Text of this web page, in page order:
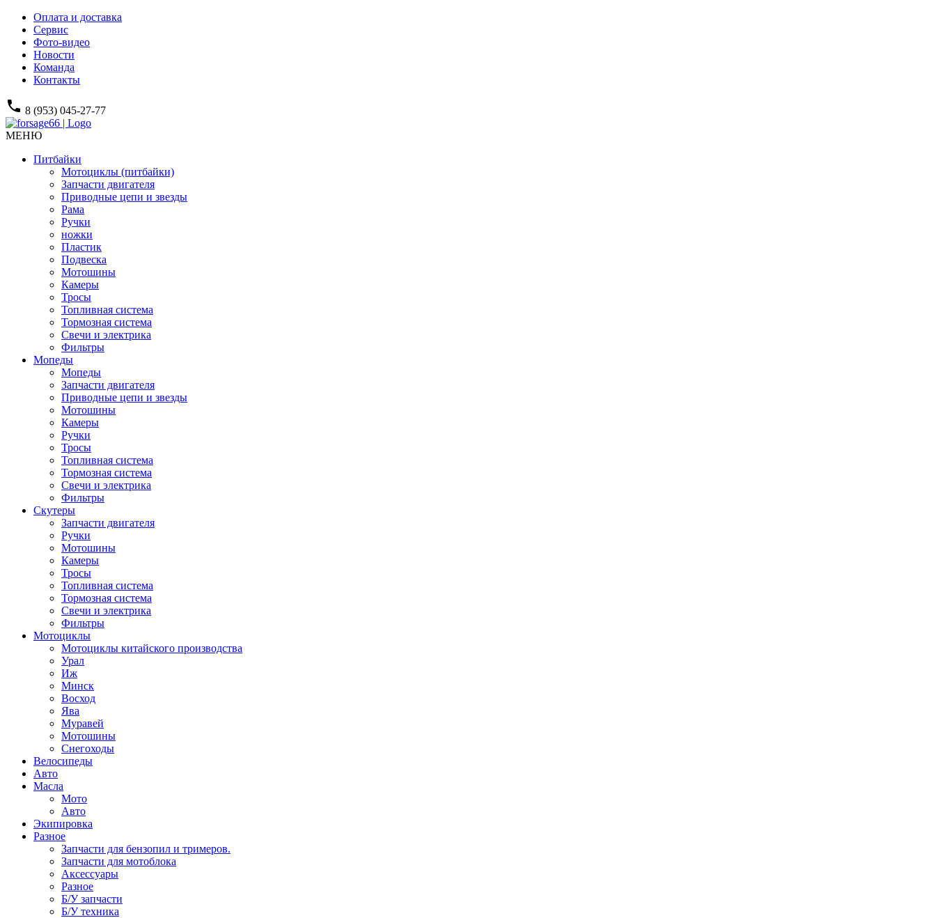
Оплата и доставка
Сервис
Фото-видео
Новости
Команда
Контакты
phone 8 (953) 045-27-77
МЕНЮ
Питбайки
Мотоциклы (питбайки)
Запчасти двигателя
Приводные цепи и звезды
Рама
Ручки
ножки
Пластик
Подвеска
Мотошины
Камеры
Тросы
Топливная система
Тормозная система
Свечи и электрика
Фильтры
Мопеды
Мопеды
Запчасти двигателя
Приводные цепи и звезды
Мотошины
Камеры
Ручки
Тросы
Топливная система
Тормозная система
Свечи и электрика
Фильтры
Cкутеры
Запчасти двигателя
Ручки
Мотошины
Камеры
Тросы
Топливная система
Тормозная система
Свечи и электрика
Фильтры
Мотоциклы
Мотоциклы китайского производства
Урал
Иж
Минск
Восход
Ява
Муравей
Мотошины
Снегоходы
Велосипеды
Авто
Масла
Мото
Авто
Экипировка
Разное
Запчасти для бензопил и тримеров.
Запчасти для мотоблока
Аксессуары
Разное
Б/У запчасти
Б/У техника